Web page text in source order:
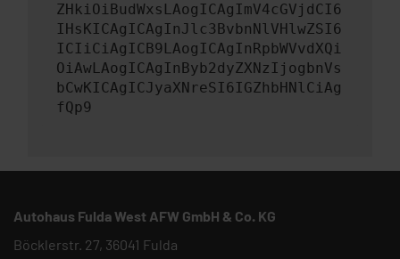
ZHkiOiBudWxsLAogICAgImV4cGVjdCI6
IHsKICAgICAgInJlc3BvbnNlVHlwZSI6
ICIiCiAgICB9LAogICAgInRpbWVvdXQi
OiAwLAogICAgInByb2dyZXNzIjogbnVs
bCwKICAgICJyaXNreSI6IGZhbHNlCiAg
fQp9
Autohaus Fulda West AFW GmbH & Co. KG
Böcklerstr. 27, 36041 Fulda